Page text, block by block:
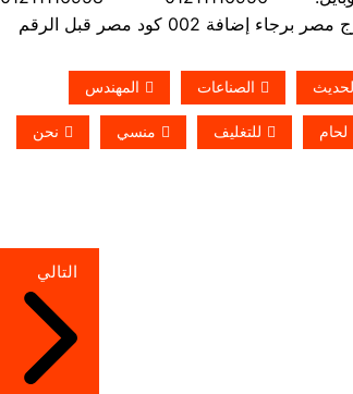
إضافة 002 كود مصر قبل الرقم
الصناعات المهندس
لحام للتغليف منسي نحن
التالي